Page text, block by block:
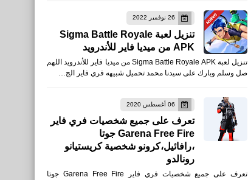
26 نوفمبر 2022
تنزيل لعبة Sigma Battle Royale
APK من ميديا فاير للأندرويد
تنزيل لعبة Sigma Battle Royale APK من ميديا فاير للأندرويد اللهم
صل وسلم وبارك على سيدنا محمد تحميل شبيهه فري فاير الج…
06 أغسطس 2020
تعرف على جميع شخصيات فري فاير
Garena Free Fire جوتا
،رافائيل،كرونو شخصية كريستيانو
رونالدو
تعرف على جميع شخصيات فري فاير Garena Free Fire جوتا
برامج كمبيوتر
شرح برنامج Wireless
Network Watcher لمعرفة
عدد الأجهزه المتصله على
شبكة الإنترنت وهل شبكتك
مخترقه أم لا